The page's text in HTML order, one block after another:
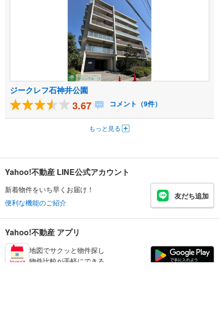
ジークレフ石神井公園
3.67 コメント（9件）
もっと見る
Yahoo!不動産 LINE公式アカウント
新着物件をいち早くお届け！
便利な機能のご紹介
友だち追加
Yahoo!不動産 アプリ
地図でサクッと物件探し
物件比較が手軽にできる